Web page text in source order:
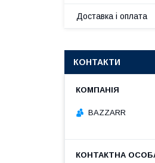
Доставка і оплата
КОНТАКТИ
BAZZARR